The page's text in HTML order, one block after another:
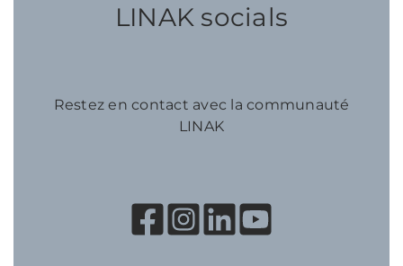
LINAK socials
Restez en contact avec la communauté
LINAK